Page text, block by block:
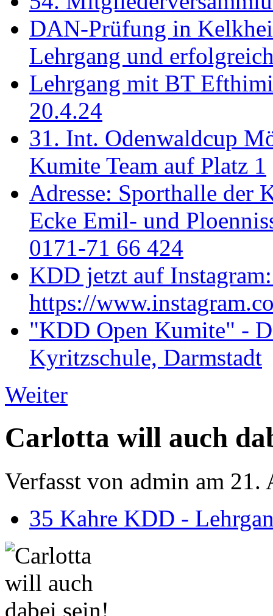
DAN-Prüfung in
Lehrgang und
Lehrgang mit BT
20.4.24
31. Int. Odenwaldcup
Kumite Team auf Platz 1
Adresse: Sporthalle der
Ecke Emil- und
0171-71 66 424
KDD jetzt auf
https://
"KDD Open Kumite" -
Kyritzschule, Darmstadt
Weiter
Carlotta will auch
Verfasst von admin am
35 Kahre KDD -